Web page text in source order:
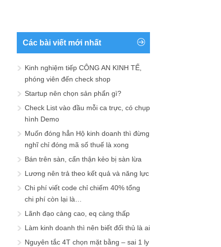
Các bài viết mới nhất
Kinh nghiệm tiếp CÔNG AN KINH TẾ,
phóng viên đến check shop
Startup nên chọn sản phẩn gì?
Check List vào đầu mỗi ca trực, có chụp
hình Demo
Muốn đóng hẳn Hộ kinh doanh thì đừng
nghĩ chỉ đóng mã số thuế là xong
Bán trên sàn, cẩn thận kẻo bị sàn lừa
Lương nên trả theo kết quả và năng lực
Chi phí viết code chỉ chiếm 40% tổng
chi phí còn lại là…
Lãnh đạo càng cao, eq càng thấp
Làm kinh doanh thì nên biết đối thủ là ai
Nguyên tắc 4T chọn mặt bằng – sai 1 ly